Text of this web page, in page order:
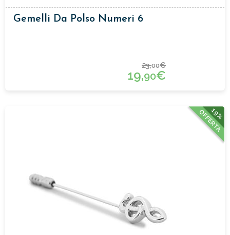
Gemelli Da Polso Numeri 6
23,00€
19,90€
19%
OFFERTA